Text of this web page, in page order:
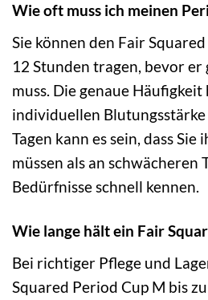
Wie oft muss ich meinen
Sie können den Fair
12 Stunden tragen, bevor
muss. Die genaue
individuellen
Tagen kann es sein, dass
müssen als an schwächeren
Bedürfnisse schnell kennen.
Wie lange hält ein Fair
Bei richtiger Pflege und
Squared Period Cup M bis